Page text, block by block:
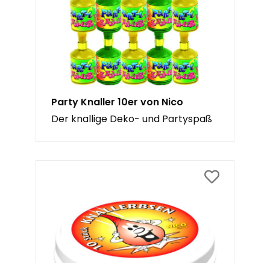
Party Knaller 10er von Nico
Der knallige Deko- und Partyspaß